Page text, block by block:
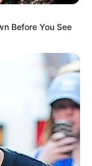
Before You See